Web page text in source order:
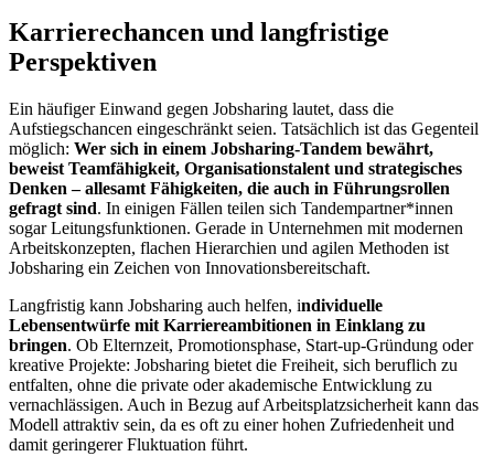
Karrierechancen und langfristige
Perspektiven
Ein häufiger Einwand gegen Jobsharing lautet, dass die
Aufstiegschancen eingeschränkt seien. Tatsächlich ist das Gegenteil
möglich: Wer sich in einem Jobsharing-Tandem bewährt,
beweist Teamfähigkeit, Organisationstalent und strategisches
Denken – allesamt Fähigkeiten, die auch in Führungsrollen
gefragt sind. In einigen Fällen teilen sich Tandempartner*innen
sogar Leitungsfunktionen. Gerade in Unternehmen mit modernen
Arbeitskonzepten, flachen Hierarchien und agilen Methoden ist
Jobsharing ein Zeichen von Innovationsbereitschaft.
Langfristig kann Jobsharing auch helfen, individuelle
Lebensentwürfe mit Karriereambitionen in Einklang zu
bringen. Ob Elternzeit, Promotionsphase, Start-up-Gründung oder
kreative Projekte: Jobsharing bietet die Freiheit, sich beruflich zu
entfalten, ohne die private oder akademische Entwicklung zu
vernachlässigen. Auch in Bezug auf Arbeitsplatzsicherheit kann das
Modell attraktiv sein, da es oft zu einer hohen Zufriedenheit und
damit geringerer Fluktuation führt.